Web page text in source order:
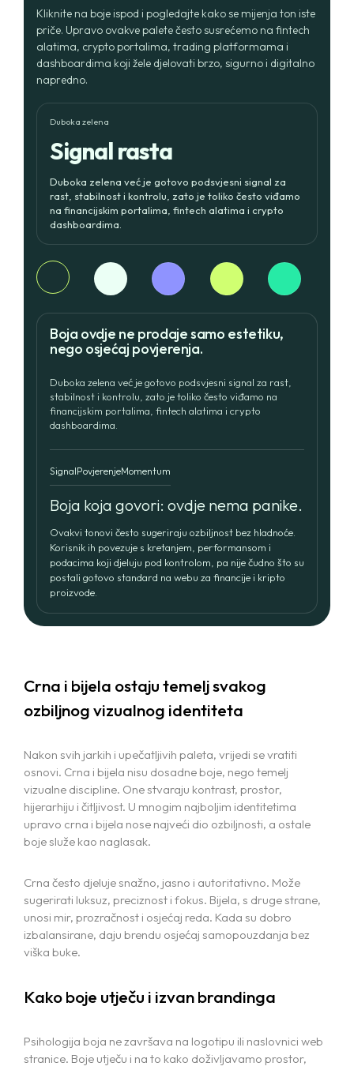
Home
Projects
Services
BRANDING AND GRAPHIC DESIGN
WEB DESIGN AND DEVELOPMENT
MARKETING AND SOCIAL MEDIA
Contact us
Kliknite na boje ispod i pogledajte kako se mijenja ton iste
priče. Upravo ovakve palete često susrećemo na fintech
alatima, crypto portalima, trading platformama i
dashboardima koji žele djelovati brzo, sigurno i digitalno
napredno.
Duboka zelena
Signal rasta
Duboka zelena već je gotovo podsvjesni signal za
rast, stabilnost i kontrolu, zato je toliko često viđamo
na financijskim portalima, fintech alatima i crypto
dashboardima.
Boja ovdje ne prodaje samo estetiku,
nego osjećaj povjerenja.
Duboka zelena već je gotovo podsvjesni signal za rast,
stabilnost i kontrolu, zato je toliko često viđamo na
financijskim portalima, fintech alatima i crypto
dashboardima.
SignalPovjerenjeMomentum
Boja koja govori: ovdje nema panike.
Ovakvi tonovi često sugeriraju ozbiljnost bez hladnoće.
Korisnik ih povezuje s kretanjem, performansom i
podacima koji djeluju pod kontrolom, pa nije čudno što su
postali gotovo standard na webu za financije i kripto
proizvode.
Crna i bijela ostaju temelj svakog
ozbiljnog vizualnog identiteta
Nakon svih jarkih i upečatljivih paleta, vrijedi se vratiti
osnovi. Crna i bijela nisu dosadne boje, nego temelj
vizualne discipline. One stvaraju kontrast, prostor,
hijerarhiju i čitljivost. U mnogim najboljim identitetima
upravo crna i bijela nose najveći dio ozbiljnosti, a ostale
boje služe kao naglasak.
Crna često djeluje snažno, jasno i autoritativno. Može
sugerirati luksuz, preciznost i fokus. Bijela, s druge strane,
unosi mir, prozračnost i osjećaj reda. Kada su dobro
izbalansirane, daju brendu osjećaj samopouzdanja bez
viška buke.
Kako boje utječu i izvan brandinga
Psihologija boja ne završava na logotipu ili naslovnici web
stranice. Boje utječu i na to kako doživljavamo prostor,